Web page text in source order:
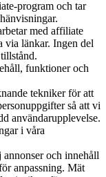
program och tar
med affiliate
via länkar. Ingen del
funktioner och
tekniker för att
så att vi
användarupplevelse.
i våra
och innehåll
anpassning. Mät